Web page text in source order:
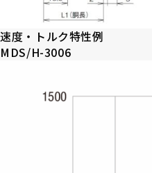
速度・トルク特性例
MDS/H-3006